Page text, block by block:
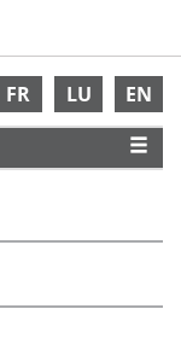
FR LU EN